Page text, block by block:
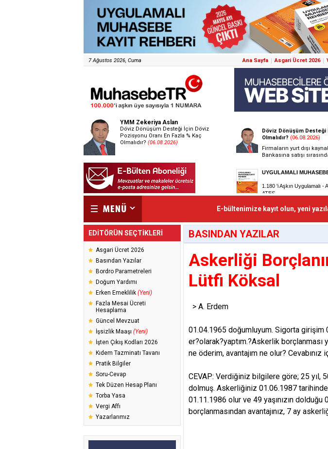
7 Ağustos 2026, Cuma Ana Sayfa Asgari Ücret 2026
YMM Zekeriya Aslan
Döviz Dönüşüm Desteği İçin Döviz
Pozisyonu Oranı En Fazla % Kaç
Olmalıdır? (06.08.2026)
E-bültenimize kayıt olun, yeni
EDİTÖRÜN SEÇTİKLERİ
Asgari Ücret 2026
Basından Yazılar
Bordro Parametreleri
Doğum Yardımı
Erken Emeklilik (Yeni)
Fazla Mesai Ücreti
Hesaplama
Güncel Mevzuat
İşsizlik Maaşı (Yeni)
İşten Çıkış Kodları 2026
Kıdem Tazminatı Tavanı
Pratik Bilgiler
Soru-Cevap
Tek Düzen Hesap Planı
Torba Yasa
Vergi Affı
Yazarlarımız
BASINDAN YAZILAR
Askerliği
Lütfi Köksal
> A. Erdem
01.04.1965 doğumluyum. Sigorta girişim
er?olarak?yaptım.?Askerlik
ne öderim, avantajım ne olur?
CEVAP: Verdiğiniz bilgilere göre; 25 yıl,
dolmuş. Askerliğiniz 01.06.1987
01.11.1986 olur ve 49 yaşınızın
borçlanmasından avantajınız, 7 ay